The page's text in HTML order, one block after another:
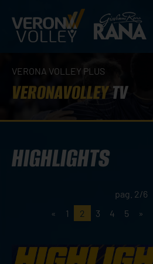
VERONA VOLLEY PLUS
VERONAVOLLEYTV
HIGHLIGHTS
pag. 2/6
«
1 2 3 4 5 »